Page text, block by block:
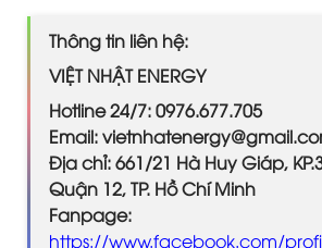
Thông tin liên hệ:
VIỆT NHẬT ENERGY
Hotline 24/7: 0976.677.705
Email:
Địa chỉ: 661/21 Hà Huy Giáp,
Quận 12, TP. Hồ Chí Minh
Fanpage:
https://www.facebook.com/